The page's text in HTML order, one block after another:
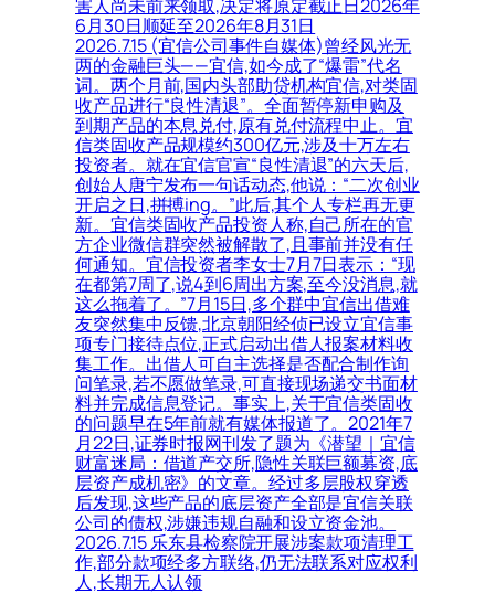
害人尚未前来领取,决定将原定截止日2026年
6月30日顺延至2026年8月31日
2026.7.15 (宜信公司事件自媒体)曾经风光无
两的金融巨头——宜信,如今成了“爆雷”代名
词。两个月前,国内头部助贷机构宜信,对类固
收产品进行“良性清退”。全面暂停新申购及
到期产品的本息兑付,原有兑付流程中止。宜
信类固收产品规模约300亿元,涉及十万左右
投资者。就在宜信官宣“良性清退”的六天后,
创始人唐宁发布一句话动态,他说：“二次创业
开启之日,拼搏ing。”此后,其个人专栏再无更
新。宜信类固收产品投资人称,自己所在的官
方企业微信群突然被解散了,且事前并没有任
何通知。宜信投资者李女士7月7日表示：“现
在都第7周了,说4到6周出方案,至今没消息,就
这么拖着了。”7月15日,多个群中宜信出借难
友突然集中反馈,北京朝阳经侦已设立宜信事
项专门接待点位,正式启动出借人报案材料收
集工作。出借人可自主选择是否配合制作询
问笔录,若不愿做笔录,可直接现场递交书面材
料并完成信息登记。事实上,关于宜信类固收
的问题早在5年前就有媒体报道了。2021年7
月22日,证券时报网刊发了题为《潜望｜宜信
财富迷局：借道产交所,隐性关联巨额募资,底
层资产成机密》的文章。经过多层股权穿透
后发现,这些产品的底层资产全部是宜信关联
公司的债权,涉嫌违规自融和设立资金池。
2026.7.15 乐东县检察院开展涉案款项清理工
作,部分款项经多方联络,仍无法联系对应权利
人,长期无人认领